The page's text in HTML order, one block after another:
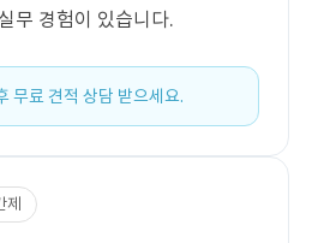
무 경험이 있습니다.
무료 견적 상담 받으세요.
제